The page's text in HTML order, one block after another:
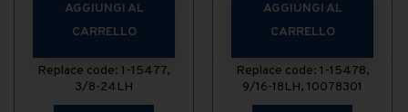
AGGIUNGI AL
CARRELLO
Replace code: 1-15477,
3/8-24LH
AGGIUNGI AL
CARRELLO
Replace code: 1-15478,
9/16-18LH, 10078301